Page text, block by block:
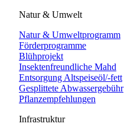
Natur & Umwelt
Natur & Umweltprogramm
Förderprogramme
Blühprojekt
Insektenfreundliche Mahd
Entsorgung Altspeiseöl/-fett
Gesplittete Abwassergebühr
Pflanzempfehlungen
Infrastruktur